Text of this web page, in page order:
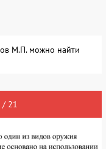
М.П. можно найти
/ 21